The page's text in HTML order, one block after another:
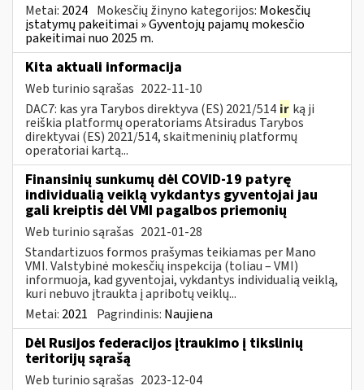
Metai: 2024 Mokesčių žinyno kategorijos: Mokesčių
įstatymų pakeitimai » Gyventojų pajamų mokesčio
pakeitimai nuo 2025 m.
Kita aktuali informacija
Web turinio sąrašas 2022-11-10
DAC7: kas yra Tarybos direktyva (ES) 2021/514 ir ką ji
reiškia platformų operatoriams Atsiradus Tarybos
direktyvai (ES) 2021/514, skaitmeninių platformų
operatoriai kartą...
Finansinių sunkumų dėl COVID-19 patyrę
individualią veiklą vykdantys gyventojai jau
gali kreiptis dėl VMI pagalbos priemonių
Web turinio sąrašas 2021-01-28
Standartizuos formos prašymas teikiamas per Mano
VMI. Valstybinė mokesčių inspekcija (toliau – VMI)
informuoja, kad gyventojai, vykdantys individualią veiklą,
kuri nebuvo įtraukta į apribotų veiklų...
Metai: 2021 Pagrindinis: Naujiena
Dėl Rusijos federacijos įtraukimo į tikslinių
teritorijų sąrašą
Web turinio sąrašas 2023-12-04